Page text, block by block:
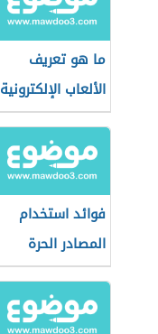
ما هو تعريف
الألعاب الإلكترونية
فوائد استخدام
المصادر الحرة